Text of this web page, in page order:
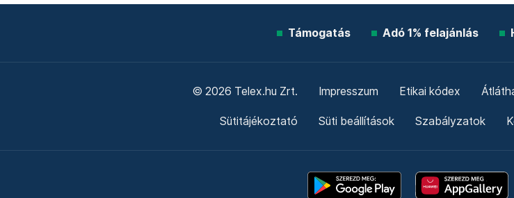
Támogatás Adó 1% felajánlás
© 2026 Telex.hu Zrt. Impresszum Etikai kódex
Sütitájékoztató Süti beállítások Szabályzatok